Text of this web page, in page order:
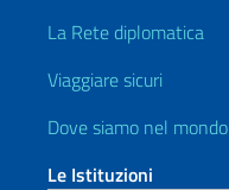
La Rete diplomatica
Viaggiare sicuri
Dove siamo nel mondo
Le Istituzioni